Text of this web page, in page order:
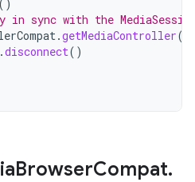
()
sync with the
.getMediaController(
.disconnect()
BrowserCompat.